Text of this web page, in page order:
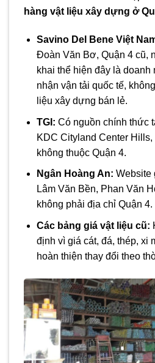
hàng vật liệu xây dựng ở
Savino Del Bene Việt
Đoàn Văn Bơ, Quận 4 cũ,
khai thể hiện đây là
nhận vận tải quốc tế,
liệu xây dựng bán lẻ.
TGI: Có nguồn chính thức
KDC Cityland Center Hills,
không thuộc Quận 4.
Ngân Hoàng An: Website
Lâm Văn Bền, Phan Văn
không phải địa chỉ Quận 4.
Các bảng giá vật liệu cũ:
định vì giá cát, đá, thép, xi
hoàn thiện thay đổi theo